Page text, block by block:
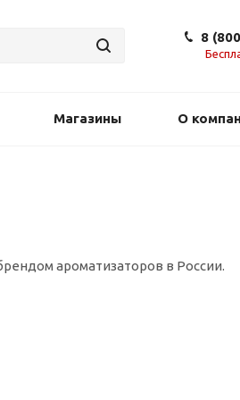
8
Магазины О
ароматизаторов в России.